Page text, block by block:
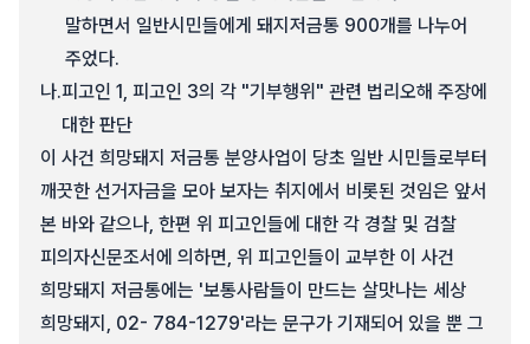
말하면서 일반시민들에게 돼지저금통 900개를 나누어
주었다.
나.피고인 1, 피고인 3의 각 "기부행위" 관련 법리오해 주장에
대한 판단
이 사건 희망돼지 저금통 분양사업이 당초 일반 시민들로부터
깨끗한 선거자금을 모아 보자는 취지에서 비롯된 것임은 앞서
본 바와 같으나, 한편 위 피고인들에 대한 각 경찰 및 검찰
피의자신문조서에 의하면, 위 피고인들이 교부한 이 사건
희망돼지 저금통에는 '보통사람들이 만드는 살맛나는 세상
희망돼지, 02- 784-1279'라는 문구가 기재되어 있을 뿐 그